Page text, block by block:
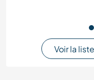
Voir la